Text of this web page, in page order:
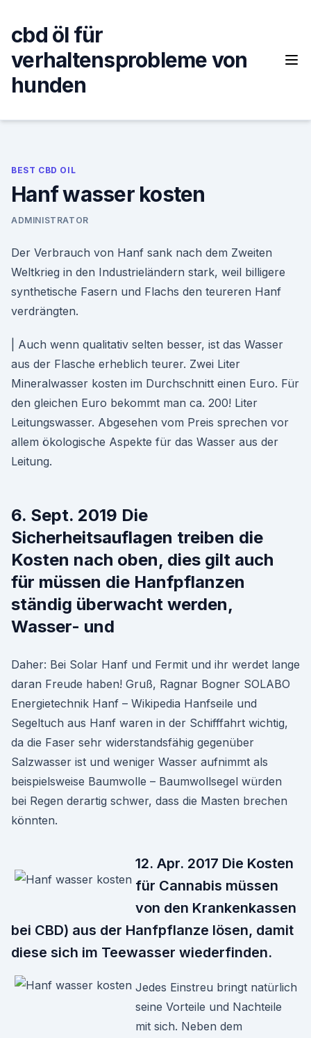
content
cbd öl für
verhaltensprobleme von
hunden
BEST CBD OIL
Hanf wasser kosten
ADMINISTRATOR
Der Verbrauch von Hanf sank nach dem Zweiten
Weltkrieg in den Industrieländern stark, weil billigere
synthetische Fasern und Flachs den teureren Hanf
verdrängten.
| Auch wenn qualitativ selten besser, ist das Wasser
aus der Flasche erheblich teurer. Zwei Liter
Mineralwasser kosten im Durchschnitt einen Euro. Für
den gleichen Euro bekommt man ca. 200! Liter
Leitungswasser. Abgesehen vom Preis sprechen vor
allem ökologische Aspekte für das Wasser aus der
Leitung.
6. Sept. 2019 Die
Sicherheitsauflagen treiben die
Kosten nach oben, dies gilt auch
für müssen die Hanfpflanzen
ständig überwacht werden,
Wasser- und
Daher: Bei Solar Hanf und Fermit und ihr werdet lange
daran Freude haben! Gruß, Ragnar Bogner SOLABO
Energietechnik Hanf – Wikipedia Hanfseile und
Segeltuch aus Hanf waren in der Schifffahrt wichtig,
da die Faser sehr widerstandsfähig gegenüber
Salzwasser ist und weniger Wasser aufnimmt als
beispielsweise Baumwolle – Baumwollsegel würden
bei Regen derartig schwer, dass die Masten brechen
könnten.
12. Apr. 2017 Die Kosten
für Cannabis müssen
von den Krankenkassen
bei CBD) aus der Hanfpflanze lösen, damit
diese sich im Teewasser wiederfinden.
Jedes Einstreu bringt natürlich
seine Vorteile und Nachteile
mit sich. Neben dem